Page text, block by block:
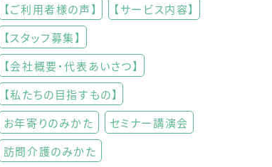
【ご利用者様の声】
【サービス内容】
【スタッフ募集】
【会社概要・代表あいさつ】
【私たちの目指すもの】
お年寄りのみかた
セミナー講演会
訪問介護のみかた